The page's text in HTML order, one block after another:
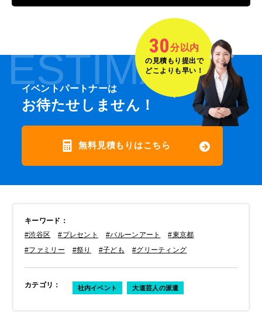
ESTIMATE
イベントパートナーは
お待たせしません！
無料見積もりはこちら
30分以内
の見積もり提出で
どこよりも早い！
キーワード ：
#渋谷区
#プレセント #バルーンアート
#東京都
#ファミリー
#祭り #子ども #グリーティング
カテゴリ ： 社内イベント 大道芸人の派遣